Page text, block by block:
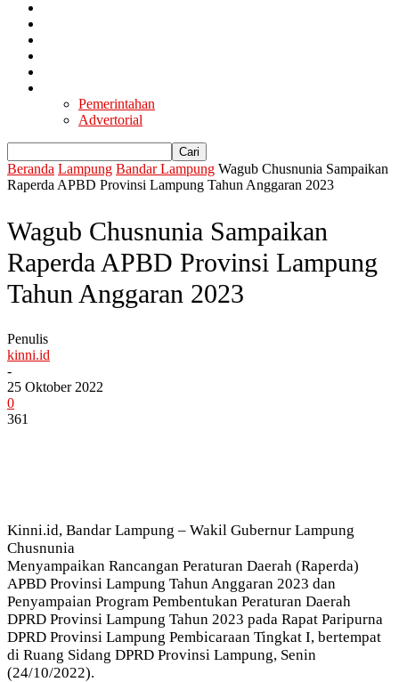
Pemerintahan
Advertorial
Beranda Lampung Bandar Lampung Wagub Chusnunia Sampaikan
Raperda APBD Provinsi Lampung Tahun Anggaran 2023
Wagub Chusnunia Sampaikan
Raperda APBD Provinsi Lampung
Tahun Anggaran 2023
Penulis
kinni.id
-
25 Oktober 2022
0
361
Kinni.id, Bandar Lampung – Wakil Gubernur Lampung
Chusnunia
Menyampaikan Rancangan Peraturan Daerah (Raperda)
APBD Provinsi Lampung Tahun Anggaran 2023 dan
Penyampaian Program Pembentukan Peraturan Daerah
DPRD Provinsi Lampung Tahun 2023 pada Rapat Paripurna
DPRD Provinsi Lampung Pembicaraan Tingkat I, bertempat
di Ruang Sidang DPRD Provinsi Lampung, Senin
(24/10/2022).